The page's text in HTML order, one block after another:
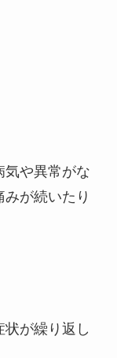
気や異常がな
が続いたり
が繰り返し